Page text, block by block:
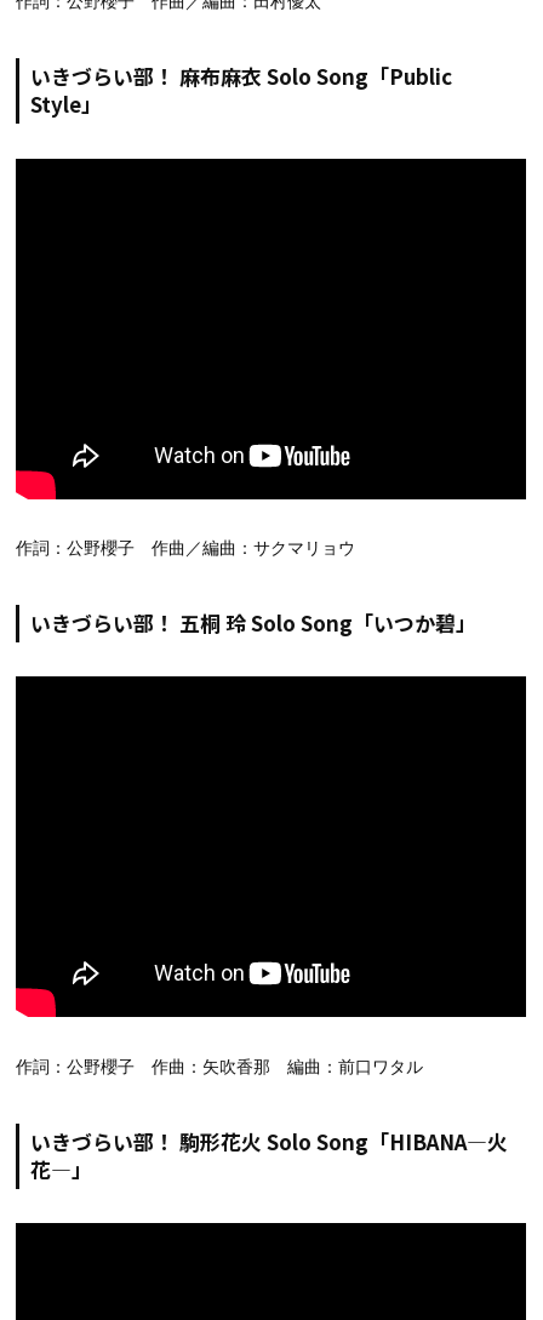
いきづらい部！ 麻布麻衣 Solo Song「Public
Style」
作詞：公野櫻子 作曲／編曲：サクマリョウ
いきづらい部！ 五桐 玲 Solo Song「いつか碧」
作詞：公野櫻子 作曲：矢吹香那 編曲：前口ワタル
いきづらい部！ 駒形花火 Solo Song「HIBANA―火
花―」